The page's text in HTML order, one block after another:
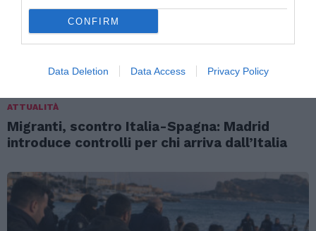
CONFIRM
Data Deletion Data Access Privacy Policy
ATTUALITÀ
Migranti, scontro Italia-Spagna: Madrid
introduce controlli per chi arriva dall’Italia